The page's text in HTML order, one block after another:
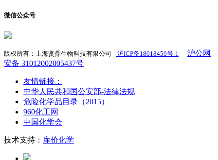
微信公众号
版权所有：上海贤鼎生物科技有限公司 沪ICP备18018450号-1
沪公网
安备 31012002005437号
友情链接：
中华人民共和国公安部-法律法规
危险化学品目录（2015）
960化工网
中国化学会
技术支持： 库价化学